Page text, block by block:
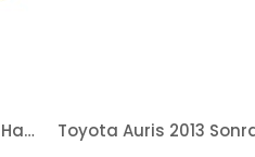
Toyota Auris 2006-2012 Rizline 3D Havuzlu BEJ Paspas